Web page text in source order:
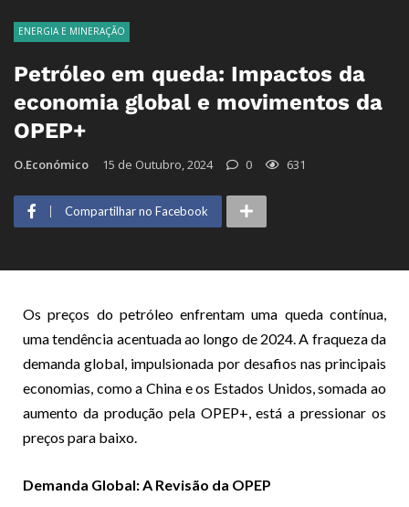
ENERGIA E MINERAÇÃO
Petróleo em queda: Impactos da
economia global e movimentos da
OPEP+
O.Económico 15 de Outubro, 2024 0 631
Compartilhar no Facebook
Os preços do petróleo enfrentam uma queda contínua,
uma tendência acentuada ao longo de 2024. A fraqueza da
demanda global, impulsionada por desafios nas principais
economias, como a China e os Estados Unidos, somada ao
aumento da produção pela OPEP+, está a pressionar os
preços para baixo.
Demanda Global: A Revisão da OPEP